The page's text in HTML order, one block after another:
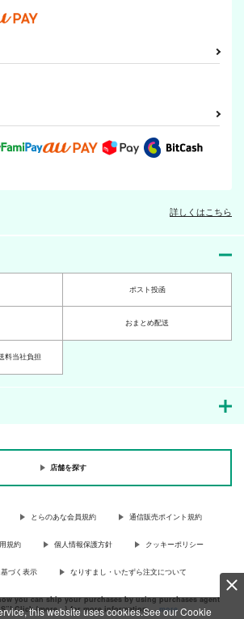
this website uses cookies.See our Cookie
作品詳細
三日月宗近のドロップ
鶴丸国永×三日月宗近
作品詳細
三日月の話
550円（税込）
とこえだ(＋もち)
ど
詳しくはこちら
ポスト投函
おまとめ配送
料当社負担
店舗を探す
とらのあな会員規約 通信販売ポイント規約
規約 個人情報保護方針 クッキーポリシー
づく表示 なりすまし・いたずら注文について
you can ship your purchases by using purchases agent
Click {more…} for more information …more